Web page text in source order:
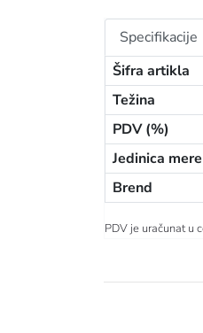
Specifikacije
Šifra artikla
Težina
PDV (%)
Jedinica mere
Brend
PDV je uračunat u